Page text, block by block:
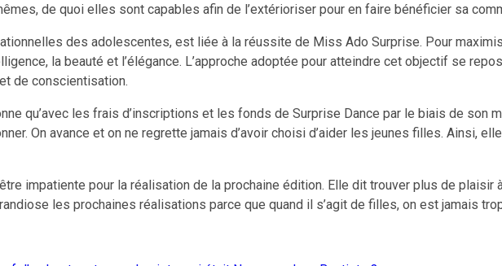
de quoi elles sont capables afin de l’extérioriser pour en faire bénéficier sa
des adolescentes, est liée à la réussite de Miss Ado Surprise. Pour
la beauté et l’élégance. L’approche adoptée pour atteindre cet objectif se
de conscientisation.
qu’avec les frais d’inscriptions et les fonds de Surprise Dance par le biais de son
On avance et on ne regrette jamais d’avoir choisi d’aider les jeunes filles. Ainsi,
impatiente pour la réalisation de la prochaine édition. Elle dit trouver plus de plaisir à
les prochaines réalisations parce que quand il s’agit de filles, on est jamais